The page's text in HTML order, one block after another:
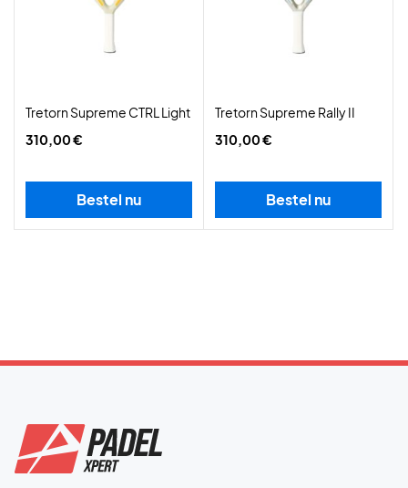
Tretorn Supreme CTRL Light
310,00 €
Bestel nu
Tretorn Supreme Rally II
310,00 €
Bestel nu